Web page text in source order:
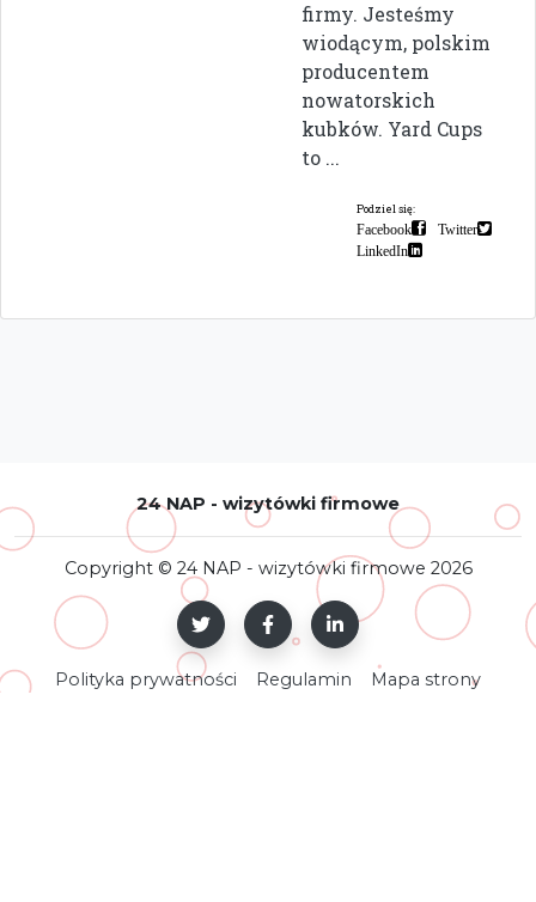
firmy. Jesteśmy
wiodącym, polskim
producentem
nowatorskich
kubków. Yard Cups
to ...
Podziel się:
Facebook
Twitter
LinkedIn
24 NAP - wizytówki firmowe
Copyright © 24 NAP - wizytówki firmowe 2026
Polityka prywatności Regulamin Mapa strony